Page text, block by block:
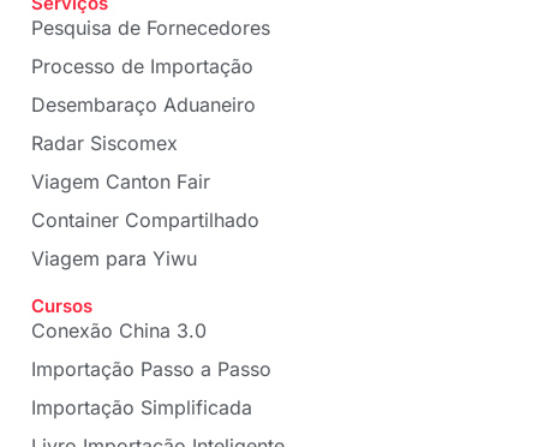
Pesquisa de Fornecedores
Processo de Importação
Desembaraço Aduaneiro
Radar Siscomex
Viagem Canton Fair
Container Compartilhado
Viagem para Yiwu
Cursos
Conexão China 3.0
Importação Passo a Passo
Importação Simplificada